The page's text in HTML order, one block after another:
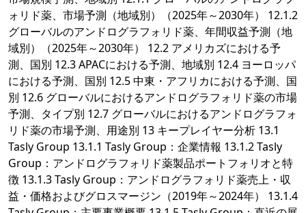
ォリド薬、市場予測（地域別）（2025年～2030年） 12.1.2
グローバルのアンドログラフォリド薬、年間収益予測（地
域別）（2025年～2030年） 12.2 アメリカズにおける予
測、国別 12.3 APACにおける予測、地域別 12.4 ヨーロッパ
における予測、国別 12.5 中東・アフリカにおける予測、国
別 12.6 グローバルにおけるアンドログラフォリド薬の市場
予測、タイプ別 12.7 グローバルにおけるアンドログラフォ
リド薬の市場予測、用途別 13 キープレイヤー分析 13.1
Tasly Group 13.1.1 Tasly Group：企業情報 13.1.2 Tasly
Group：アンドログラフォリド薬製品ポートフォリオと特
徴 13.1.3 Tasly Group：アンドログラフォリド薬売上・収
益・価格およびグロスマージン（2019年～2024年） 13.1.4